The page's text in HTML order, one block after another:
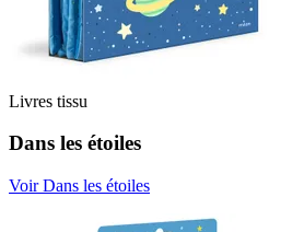
Livres tissu
Dans les étoiles
Voir Dans les étoiles